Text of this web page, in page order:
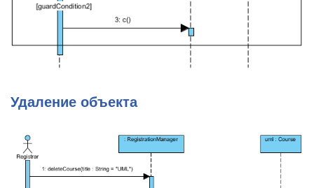
Удаление объекта